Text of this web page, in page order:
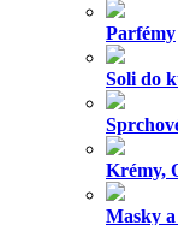
Parfémy
Soli do
Krémy,
Masky